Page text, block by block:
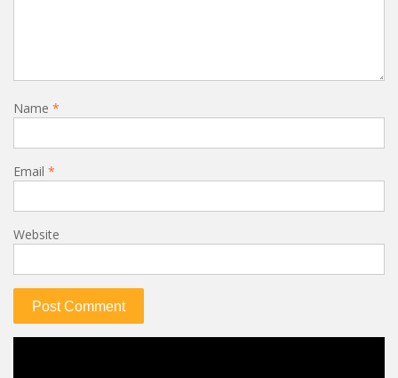
Name *
Email *
Website